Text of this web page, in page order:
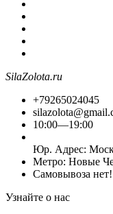
SilaZolota.ru
+79265024045
10:00—19:00
Юр. Адреc:
Метро: Новые
Самовывоза нет!
Узнайте о нас